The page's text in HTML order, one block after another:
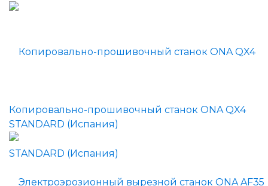
Копировально-прошивочный станок ONA QX4
STANDARD (Испания)